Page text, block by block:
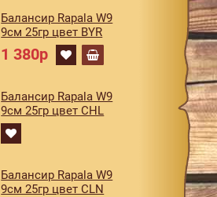
Балансир Rapala W9
9см 25гр цвет BYR
1 380р
Балансир Rapala W9
9см 25гр цвет CHL
Балансир Rapala W9
9см 25гр цвет CLN